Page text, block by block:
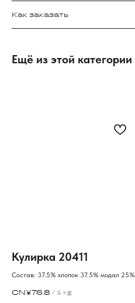
Как заказать
Ещё из этой категории
Кулирка 20411
Состав: 37.5% хлопок 37.5% модал 25%
CN¥76.8 / 1 kg